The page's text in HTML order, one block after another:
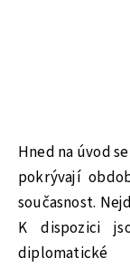
Hned na úvod
pokrývají
současnost.
K dispozici